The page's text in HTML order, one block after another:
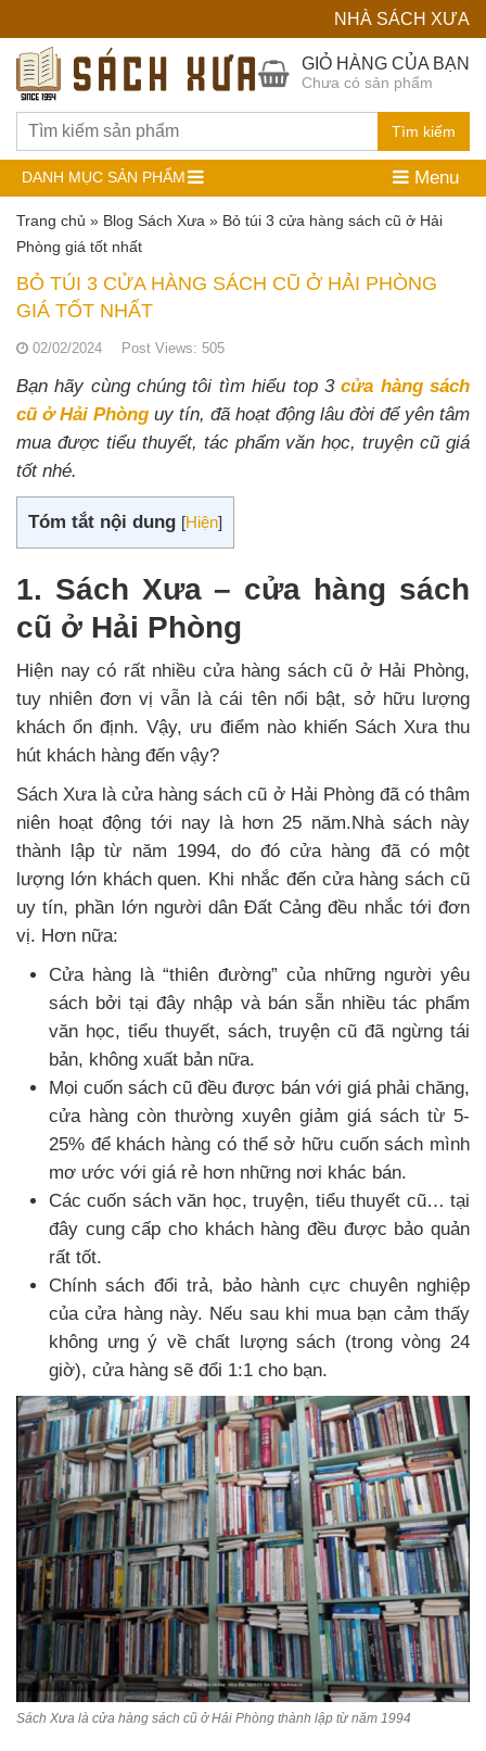
NHÀ SÁCH XƯA
Hệ
Thống
Sách
Cũ
Tìm kiếm
GIỎ HÀNG CỦA BẠN
Chưa có sản phẩm
DANH MỤC SẢN PHẨM Menu
Trang chủ » Blog Sách Xưa » Bỏ túi 3 cửa hàng sách cũ ở Hải
Phòng giá tốt nhất
BỎ TÚI 3 CỬA HÀNG SÁCH CŨ Ở HẢI PHÒNG
GIÁ TỐT NHẤT
02/02/2024 Post Views: 505
Bạn hãy cùng chúng tôi tìm hiểu top 3cửa hàng sách
cũ ở Hải Phòng uy tín, đã hoạt động lâu đời để yên tâm
mua được tiểu thuyết, tác phẩm văn học, truyện cũ giá
tốt nhé.
Tóm tắt nội dung [Hiện]
1. Sách Xưa – cửa hàng sách
cũ ở Hải Phòng
Hiện nay có rất nhiều cửa hàng sách cũ ở Hải Phòng,
tuy nhiên đơn vị vẫn là cái tên nổi bật, sở hữu lượng
khách ổn định. Vậy, ưu điểm nào khiến Sách Xưa thu
hút khách hàng đến vậy?
Sách Xưa là cửa hàng sách cũ ở Hải Phòng đã có thâm
niên hoạt động tới nay là hơn 25 năm.Nhà sách này
thành lập từ năm 1994, do đó cửa hàng đã có một
lượng lớn khách quen. Khi nhắc đến cửa hàng sách cũ
uy tín, phần lớn người dân Đất Cảng đều nhắc tới đơn
vị. Hơn nữa:
Cửa hàng là “thiên đường” của những người yêu
sách bởi tại đây nhập và bán sẵn nhiều tác phẩm
văn học, tiểu thuyết, sách, truyện cũ đã ngừng tái
bản, không xuất bản nữa.
Mọi cuốn sách cũ đều được bán với giá phải chăng,
cửa hàng còn thường xuyên giảm giá sách từ 5-
25% để khách hàng có thể sở hữu cuốn sách mình
mơ ước với giá rẻ hơn những nơi khác bán.
Các cuốn sách văn học, truyện, tiểu thuyết cũ… tại
đây cung cấp cho khách hàng đều được bảo quản
rất tốt.
Chính sách đổi trả, bảo hành cực chuyên nghiệp
của cửa hàng này. Nếu sau khi mua bạn cảm thấy
không ưng ý về chất lượng sách (trong vòng 24
giờ), cửa hàng sẽ đổi 1:1 cho bạn.
Sách Xưa là cửa hàng sách cũ ở Hải Phòng thành lập từ năm 1994